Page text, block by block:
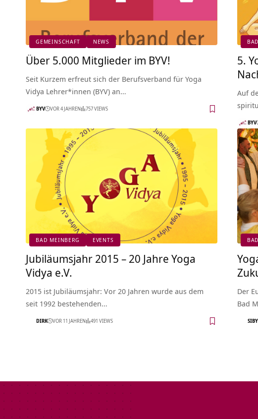
GEMEINSCHAFT NEWS
Über 5.000 Mitglieder im BYV!
Seit Kurzem erfreut sich der Berufsverband für Yoga
Vidya Lehrer*innen (BYV) an…
BYV VOR 4 JAHREN 757 VIEWS
5.
Auf
BYV
BAD MEINBERG EVENTS
Jubiläumsjahr 2015 – 20 Jahre Yoga
Vidya e.V.
2015 ist Jubiläumsjahr: Vor 20 Jahren wurde aus dem
seit 1992 bestehenden…
DIRK VOR 11 JAHREN 491 VIEWS
Der
Bad